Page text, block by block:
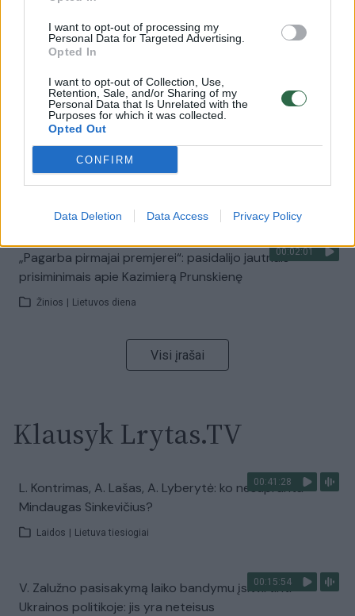
I want to opt-out of processing my
Personal Data for Targeted Advertising.
Opted In
I want to opt-out of Collection, Use,
Retention, Sale, and/or Sharing of my
Personal Data that Is Unrelated with the
Purposes for which it was collected.
Opted Out
CONFIRM
Data Deletion Data Access Privacy Policy
Žinios | Lietuvos diena
Vaizdai iš tragiškos avarijos Vilniaus r.: dviejų moterų ir
vaiko gyvybių išgelbėti nepavyko
Žinios | Lietuvos diena
Nufilmavo, kaip patvino Vilniaus Vakarinis aplinkkelis:
vaizdas pribloškia
00:02:01
„Pagarba pirmajai premjerei“: pasidalijo jautriais
prisiminimais apie Kazimierą Prunskienę
Žinios Lietuvos diena
Visi įrašai
Klausyk Lrytas.TV
00:41:28
L. Kontrimas, A. Lašas, A. Lyberytė: ko nesupranta
Mindaugas Sinkevičius?
Laidos Lietuva tiesiogiai
00:15:54
V. Zalužno pasisakymą laiko bandymu įsitvirtinti
Ukrainos politikoje: jis yra neteisus